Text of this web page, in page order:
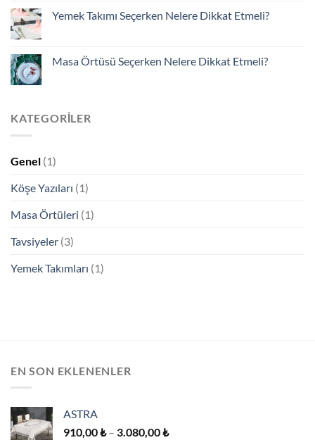
Yemek Takımı Seçerken Nelere Dikkat Etmeli?
Masa Örtüsü Seçerken Nelere Dikkat Etmeli?
KATEGORILER
Genel (1)
Köşe Yazıları (1)
Masa Örtüleri (1)
Tavsiyeler (3)
Yemek Takımları (1)
EN SON EKLENENLER
ASTRA
910,00₺ – 3.080,00₺Fiyat